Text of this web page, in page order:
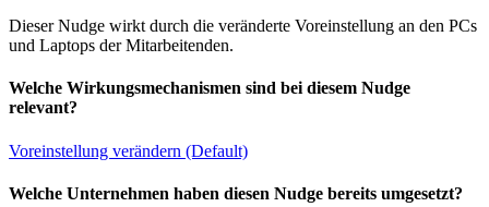
Dieser Nudge wirkt durch die veränderte Voreinstellung an den PCs
und Laptops der Mitarbeitenden.
Welche Wirkungsmechanismen sind bei diesem Nudge
relevant?
Voreinstellung verändern (Default)
Welche Unternehmen haben diesen Nudge bereits umgesetzt?